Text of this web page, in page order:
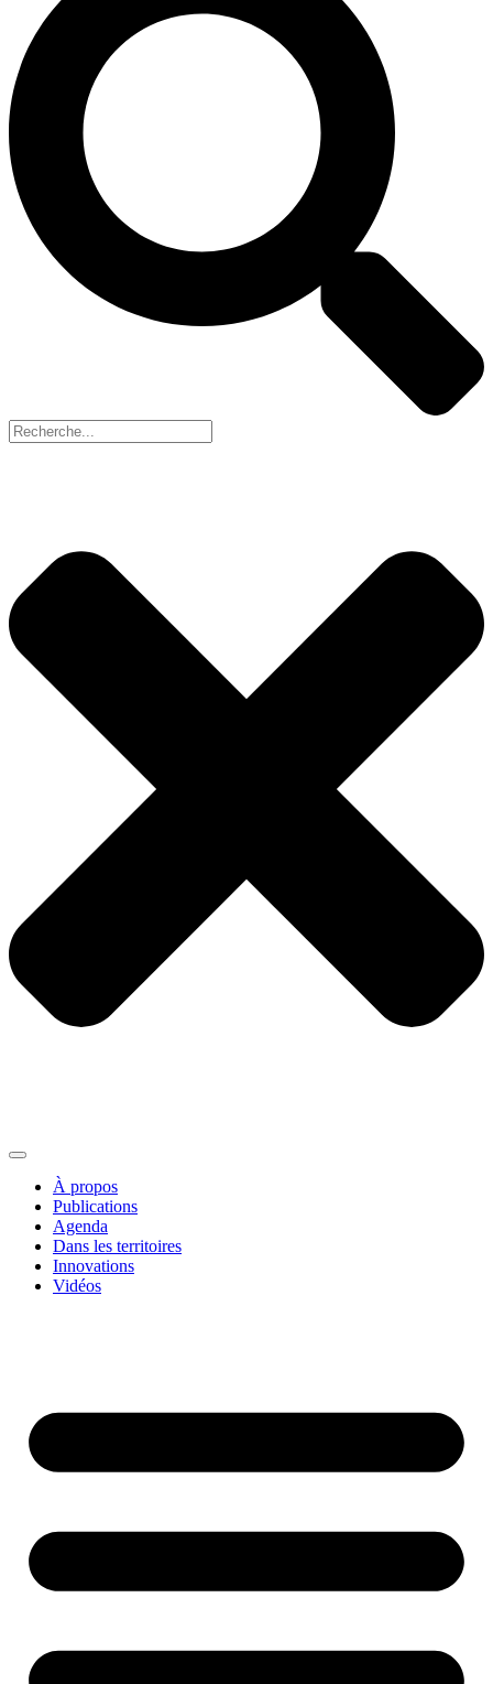
À propos
Publications
Agenda
Dans les territoires
Innovations
Vidéos